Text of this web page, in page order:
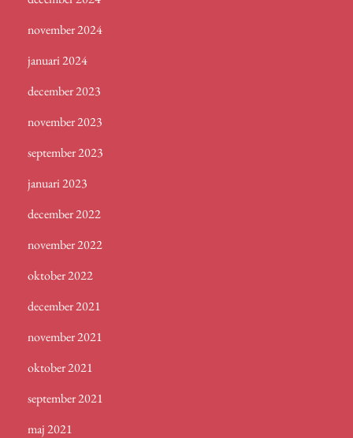
november 2024
januari 2024
december 2023
november 2023
september 2023
januari 2023
december 2022
november 2022
oktober 2022
december 2021
november 2021
oktober 2021
september 2021
maj 2021